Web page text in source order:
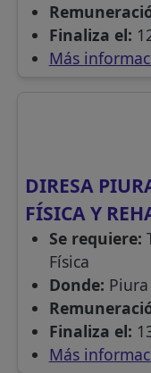
Finaliza el:
Más
DIRESA
FÍSICA Y
Se requiere:
Física
Donde: Piura
Finaliza el:
Más